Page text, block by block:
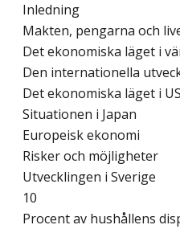
Inledning
Makten, pengarna och
Det ekonomiska läget i
Den internationella
Det ekonomiska läget i
Situationen i Japan
Europeisk ekonomi
Risker och möjligheter
Utvecklingen i Sverige
10
Procent av hushållens